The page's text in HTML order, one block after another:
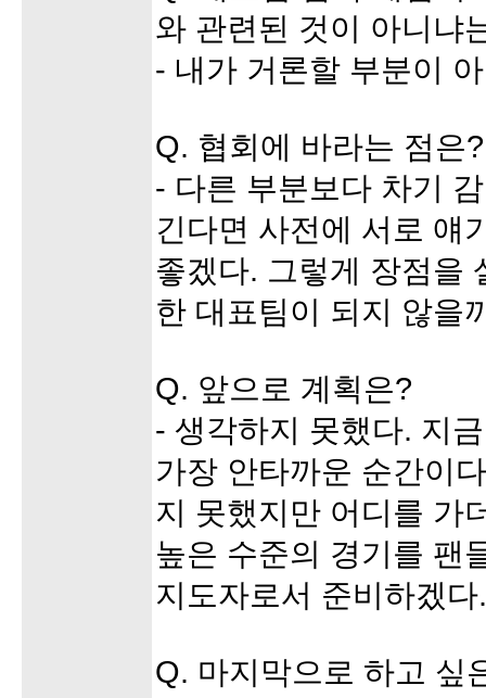
와 관련된 것이 아니냐
- 내가 거론할 부분이
Q. 협회에 바라는 점은?
- 다른 부분보다 차기
긴다면 사전에 서로 얘
좋겠다. 그렇게 장점을
한 대표팀이 되지 않을
Q. 앞으로 계획은?
- 생각하지 못했다. 지
가장 안타까운 순간이
지 못했지만 어디를 가
높은 수준의 경기를 팬
지도자로서 준비하겠다.
Q. 마지막으로 하고 싶